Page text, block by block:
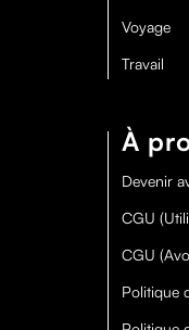
Voyage
Travail
À
Devenir
CGU
CGU
Politique